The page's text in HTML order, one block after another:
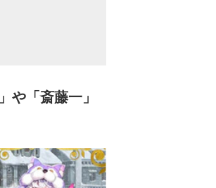
や「斎藤一」